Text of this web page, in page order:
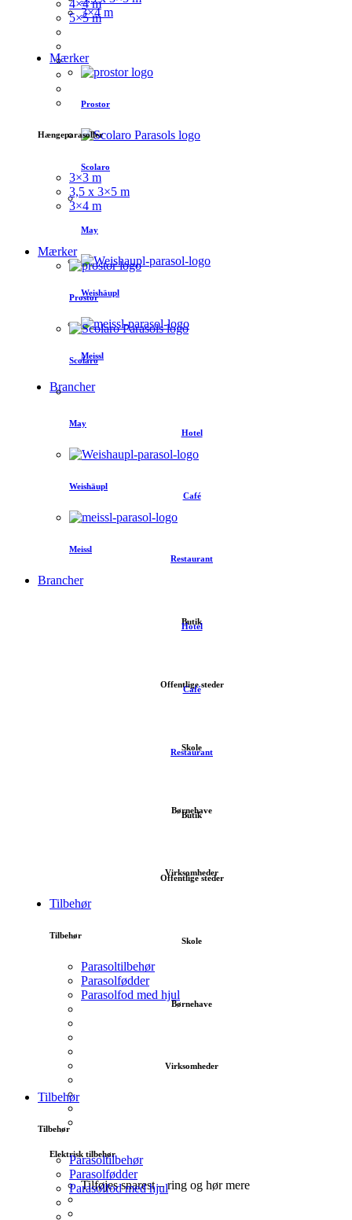
3×4 m
Mærker
Prostor
Scolaro
May
Weishäupl
Meissl
Brancher
Hotel
Café
Restaurant
Butik
Offentlige steder
Skole
Børnehave
Virksomheder
Tilbehør
Tilbehør
Parasoltilbehør
Parasolfødder
Parasolfod med hjul
Elektrisk tilbehør
Tilføjes snarest – ring og hør mere
4×4 m
5×5 m
Hængeparasoller
3×3 m
3,5 x 3×5 m
3×4 m
Mærker
Prostor
Scolaro
May
Weishäupl
Meissl
Brancher
Hotel
Café
Restaurant
Butik
Offentlige steder
Skole
Børnehave
Virksomheder
Tilbehør
Tilbehør
Parasoltilbehør
Parasolfødder
Parasolfod med hjul